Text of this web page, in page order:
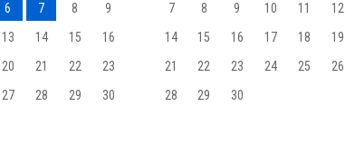
6 7 8
9
13 14 15
16
20 21 22
23
27 28 29
30
7
8 9 10 11 12
14
15 16 17 18 19
21
22 23 24 25 26
28
29 30